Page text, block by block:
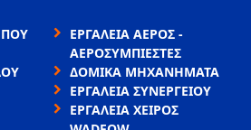
ΕΡΓΑΛΕΙΑ ΑΕΡΟΣ -
ΑΕΡΟΣΥΜΠΙΕΣΤΕΣ
ΔΟΜΙΚΑ ΜΗΧΑΝΗΜΑΤΑ
ΕΡΓΑΛΕΙΑ ΣΥΝΕΡΓΕΙΟΥ
ΕΡΓΑΛΕΙΑ ΧΕΙΡΟΣ